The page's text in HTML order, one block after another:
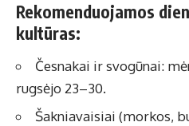
Rekomenduojamos
kultūras:
Česnakai ir svogūnai:
rugsėjo 23–30.
Šakniavaisiai (morkos,